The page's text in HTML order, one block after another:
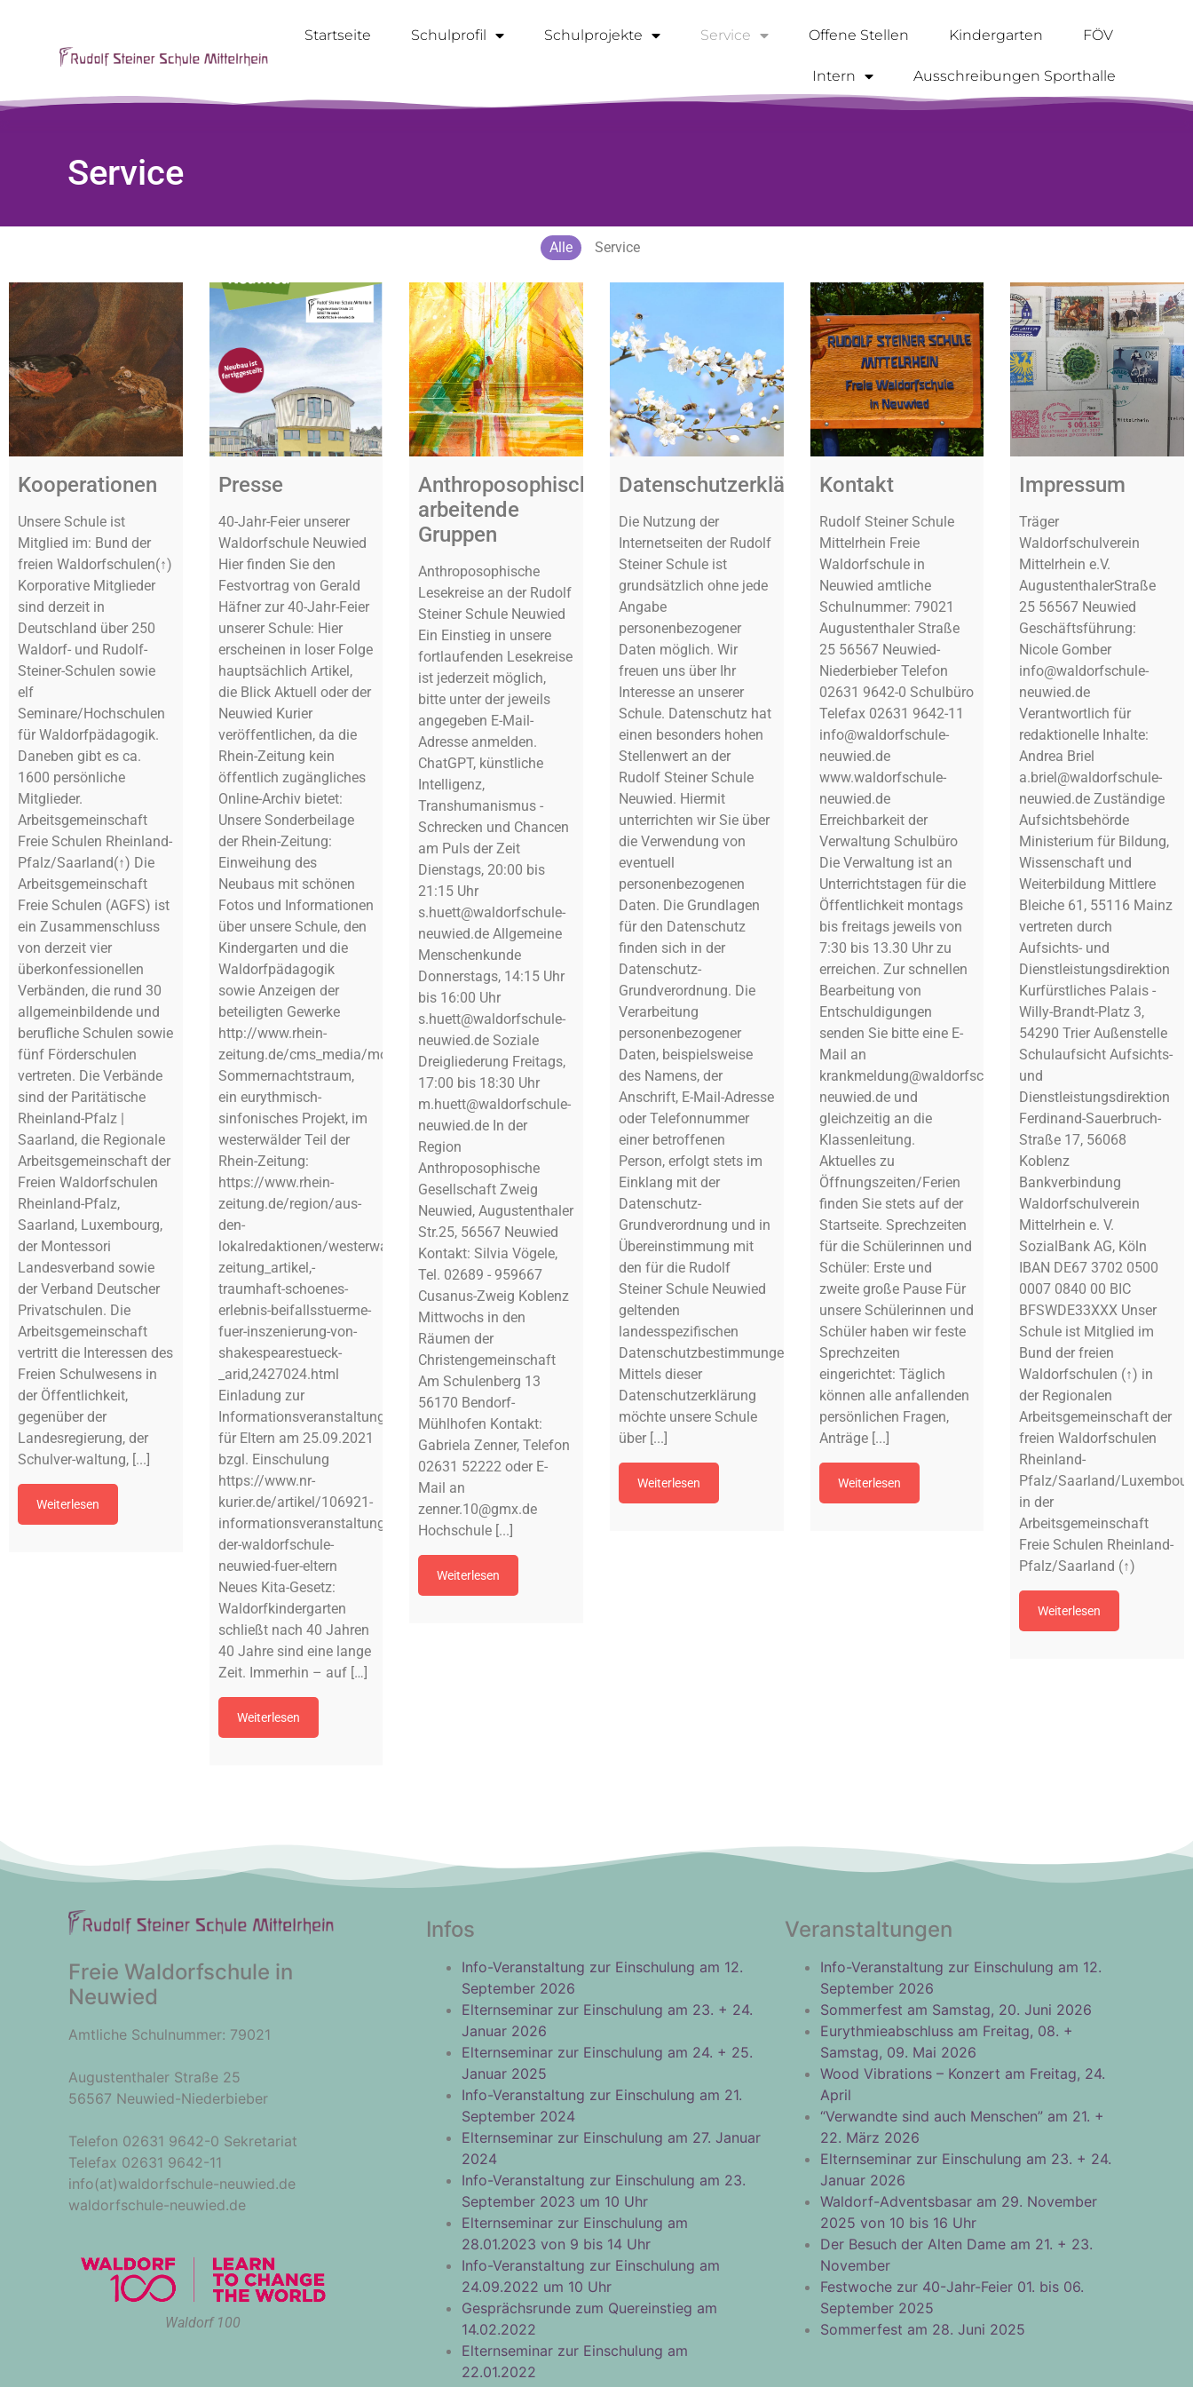
Startseite Schulprofil Schulprojekte Service Offene Stellen Kindergarten FÖV
Intern Ausschreibungen Sporthalle
Service
Alle Service
Kooperationen
Unsere Schule ist
Mitglied im: Bund der
freien Waldorfschulen(↑)
Korporative Mitglieder
sind derzeit in
Deutschland über 250
Waldorf- und Rudolf-
Steiner-Schulen sowie
elf
Seminare/Hochschulen
für Waldorfpädagogik.
Daneben gibt es ca.
1600 persönliche
Mitglieder.
Arbeitsgemeinschaft
Freie Schulen Rheinland-
Pfalz/Saarland(↑) Die
Arbeitsgemeinschaft
Freie Schulen (AGFS) ist
ein Zusammenschluss
von derzeit vier
überkonfessionellen
Verbänden, die rund 30
allgemeinbildende und
berufliche Schulen sowie
fünf Förderschulen
vertreten. Die Verbände
sind der Paritätische
Rheinland-Pfalz |
Saarland, die Regionale
Arbeitsgemeinschaft der
Freien Waldorfschulen
Rheinland-Pfalz,
Saarland, Luxembourg,
der Montessori
Landesverband sowie
der Verband Deutscher
Privatschulen. Die
Arbeitsgemeinschaft
vertritt die Interessen des
Freien Schulwesens in
der Öffentlichkeit,
gegenüber der
Landesregierung, der
Schulver-waltung, [...]
Weiterlesen
Presse
40-Jahr-Feier unserer
Waldorfschule Neuwied
Hier finden Sie den
Festvortrag von Gerald
Häfner zur 40-Jahr-Feier
unserer Schule: Hier
erscheinen in loser Folge
hauptsächlich Artikel,
die Blick Aktuell oder der
Neuwied Kurier
veröffentlichen, da die
Rhein-Zeitung kein
öffentlich zugängliches
Online-Archiv bietet:
Unsere Sonderbeilage
der Rhein-Zeitung:
Einweihung des
Neubaus mit schönen
Fotos und Informationen
über unsere Schule, den
Kindergarten und die
Waldorfpädagogik
sowie Anzeigen der
beteiligten Gewerke
http://www.rhein-
zeitung.de/cms_media/module_ob/8/4212_1_74237.pdf
Sommernachtstraum,
ein eurythmisch-
sinfonisches Projekt, im
westerwälder Teil der
Rhein-Zeitung:
https://www.rhein-
zeitung.de/region/aus-
den-
lokalredaktionen/westerwaelder-
zeitung_artikel,-
traumhaft-schoenes-
erlebnis-beifallsstuerme-
fuer-inszenierung-von-
shakespearestueck-
_arid,2427024.html
Einladung zur
Informationsveranstaltung
für Eltern am 25.09.2021
bzgl. Einschulung
https://www.nr-
kurier.de/artikel/106921-
informationsveranstaltung-
der-waldorfschule-
neuwied-fuer-eltern
Neues Kita-Gesetz:
Waldorfkindergarten
schließt nach 40 Jahren
40 Jahre sind eine lange
Zeit. Immerhin – auf […]
Weiterlesen
Anthroposophisch
arbeitende
Gruppen
Anthroposophische
Lesekreise an der Rudolf
Steiner Schule Neuwied
Ein Einstieg in unsere
fortlaufenden Lesekreise
ist jederzeit möglich,
bitte unter der jeweils
angegeben E-Mail-
Adresse anmelden.
ChatGPT, künstliche
Intelligenz,
Transhumanismus -
Schrecken und Chancen
am Puls der Zeit
Dienstags, 20:00 bis
21:15 Uhr
s.huett@waldorfschule-
neuwied.de Allgemeine
Menschenkunde
Donnerstags, 14:15 Uhr
bis 16:00 Uhr
s.huett@waldorfschule-
neuwied.de Soziale
Dreigliederung Freitags,
17:00 bis 18:30 Uhr
m.huett@waldorfschule-
neuwied.de In der
Region
Anthroposophische
Gesellschaft Zweig
Neuwied, Augustenthaler
Str.25, 56567 Neuwied
Kontakt: Silvia Vögele,
Tel. 02689 - 959667
Cusanus-Zweig Koblenz
Mittwochs in den
Räumen der
Christengemeinschaft
Am Schulenberg 13
56170 Bendorf-
Mühlhofen Kontakt:
Gabriela Zenner, Telefon
02631 52222 oder E-
Mail an
zenner.10@gmx.de
Hochschule [...]
Weiterlesen
Datenschutzerklärung
Die Nutzung der
Internetseiten der Rudolf
Steiner Schule ist
grundsätzlich ohne jede
Angabe
personenbezogener
Daten möglich. Wir
freuen uns über Ihr
Interesse an unserer
Schule. Datenschutz hat
einen besonders hohen
Stellenwert an der
Rudolf Steiner Schule
Neuwied. Hiermit
unterrichten wir Sie über
die Verwendung von
eventuell
personenbezogenen
Daten. Die Grundlagen
für den Datenschutz
finden sich in der
Datenschutz-
Grundverordnung. Die
Verarbeitung
personenbezogener
Daten, beispielsweise
des Namens, der
Anschrift, E-Mail-Adresse
oder Telefonnummer
einer betroffenen
Person, erfolgt stets im
Einklang mit der
Datenschutz-
Grundverordnung und in
Übereinstimmung mit
den für die Rudolf
Steiner Schule Neuwied
geltenden
landesspezifischen
Datenschutzbestimmungen.
Mittels dieser
Datenschutzerklärung
möchte unsere Schule
über [...]
Weiterlesen
Kontakt
Rudolf Steiner Schule
Mittelrhein Freie
Waldorfschule in
Neuwied amtliche
Schulnummer: 79021
Augustenthaler Straße
25 56567 Neuwied-
Niederbieber Telefon
02631 9642-0 Schulbüro
Telefax 02631 9642-11
info@waldorfschule-
neuwied.de
www.waldorfschule-
neuwied.de
Erreichbarkeit der
Verwaltung Schulbüro
Die Verwaltung ist an
Unterrichtstagen für die
Öffentlichkeit montags
bis freitags jeweils von
7:30 bis 13.30 Uhr zu
erreichen. Zur schnellen
Bearbeitung von
Entschuldigungen
senden Sie bitte eine E-
Mail an
krankmeldung@waldorfschule-
neuwied.de und
gleichzeitig an die
Klassenleitung.
Aktuelles zu
Öffnungszeiten/Ferien
finden Sie stets auf der
Startseite. Sprechzeiten
für die Schülerinnen und
Schüler: Erste und
zweite große Pause Für
unsere Schülerinnen und
Schüler haben wir feste
Sprechzeiten
eingerichtet: Täglich
können alle anfallenden
persönlichen Fragen,
Anträge [...]
Weiterlesen
Impressum
Träger
Waldorfschulverein
Mittelrhein e.V.
AugustenthalerStraße
25 56567 Neuwied
Geschäftsführung:
Nicole Gomber
info@waldorfschule-
neuwied.de
Verantwortlich für
redaktionelle Inhalte:
Andrea Briel
a.briel@waldorfschule-
neuwied.de Zuständige
Aufsichtsbehörde
Ministerium für Bildung,
Wissenschaft und
Weiterbildung Mittlere
Bleiche 61, 55116 Mainz
vertreten durch
Aufsichts- und
Dienstleistungsdirektion
Kurfürstliches Palais -
Willy-Brandt-Platz 3,
54290 Trier Außenstelle
Schulaufsicht Aufsichts-
und
Dienstleistungsdirektion
Ferdinand-Sauerbruch-
Straße 17, 56068
Koblenz
Bankverbindung
Waldorfschulverein
Mittelrhein e. V.
SozialBank AG, Köln
IBAN DE67 3702 0500
0007 0840 00 BIC
BFSWDE33XXX Unser
Schule ist Mitglied im
Bund der freien
Waldorfschulen (↑) in
der Regionalen
Arbeitsgemeinschaft der
freien Waldorfschulen
Rheinland-
Pfalz/Saarland/
in der
Arbeitsgemeinschaft
Freie Schulen Rheinland-
Pfalz/Saarland (↑)
Weiterlesen
Freie Waldorfschule in
Neuwied
Amtliche Schulnummer: 79021
Augustenthaler Straße 25
56567 Neuwied-Niederbieber
Telefon 02631 9642-0 Sekretariat
Telefax 02631 9642-11
info(at)waldorfschule-neuwied.de
waldorfschule-neuwied.de
Waldorf 100
Infos
Info-Veranstaltung zur Einschulung am 12.
September 2026
Elternseminar zur Einschulung am 23. + 24.
Januar 2026
Elternseminar zur Einschulung am 24. + 25.
Januar 2025
Info-Veranstaltung zur Einschulung am 21.
September 2024
Elternseminar zur Einschulung am 27. Januar
2024
Info-Veranstaltung zur Einschulung am 23.
September 2023 um 10 Uhr
Elternseminar zur Einschulung am
28.01.2023 von 9 bis 14 Uhr
Info-Veranstaltung zur Einschulung am
24.09.2022 um 10 Uhr
Gesprächsrunde zum Quereinstieg am
14.02.2022
Elternseminar zur Einschulung am
22.01.2022
Veranstaltungen
Info-Veranstaltung zur Einschulung am 12.
September 2026
Sommerfest am Samstag, 20. Juni 2026
Eurythmieabschluss am Freitag, 08. +
Samstag, 09. Mai 2026
Wood Vibrations – Konzert am Freitag, 24.
April
“Verwandte sind auch Menschen” am 21. +
22. März 2026
Elternseminar zur Einschulung am 23. + 24.
Januar 2026
Waldorf-Adventsbasar am 29. November
2025 von 10 bis 16 Uhr
Der Besuch der Alten Dame am 21. + 23.
November
Festwoche zur 40-Jahr-Feier 01. bis 06.
September 2025
Sommerfest am 28. Juni 2025